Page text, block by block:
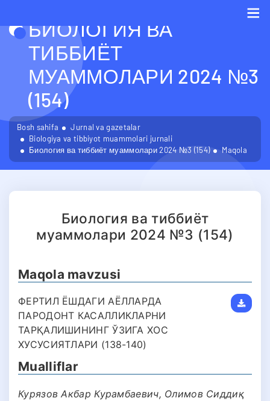
БИОЛОГИЯ ВА
ТИББИЁТ
МУАММОЛАРИ 2024 №3
(154)
Bosh sahifa
Jurnal va gazetalar
Biologiya va tibbiyot muammolari jurnali
Биология ва тиббиёт муаммолари 2024 №3 (154)
Maqola
Биология ва тиббиёт
муаммолари 2024 №3 (154)
Maqola mavzusi
ФЕРТИЛ ЁШДАГИ АЁЛЛАРДА
ПАРОДОНТ КАСАЛЛИКЛАРНИ
ТАРҚАЛИШИНИНГ ЎЗИГА ХОС
ХУСУСИЯТЛАРИ (138-140)
Mualliflar
Курязов Акбар Курамбаевич, Олимов Сиддиқ